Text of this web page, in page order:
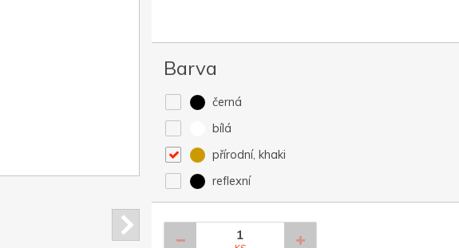
Barva
černá
bílá
přírodní, khaki
reflexní